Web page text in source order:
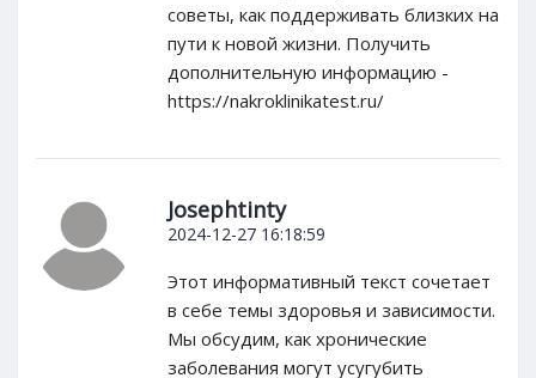
советы, как поддерживать близких на
пути к новой жизни. Получить
дополнительную информацию -
https://nakroklinikatest.ru/
Josephtinty
2024-12-27 16:18:59
Этот информативный текст сочетает
в себе темы здоровья и зависимости.
Мы обсудим, как хронические
заболевания могут усугубить